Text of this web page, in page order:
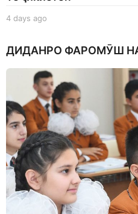
4 days ago
y
a
g
o
ДИДАНРО ФАРОМӮШ